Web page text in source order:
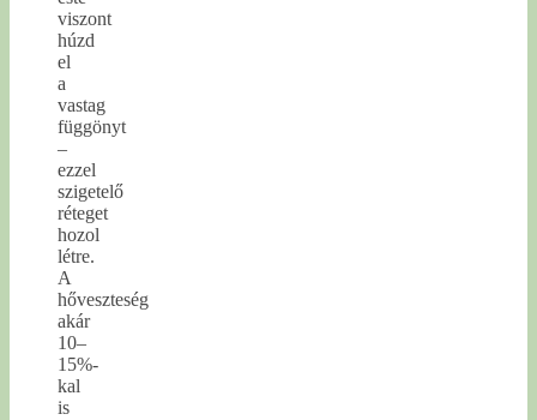
viszont
húzd
el
a
vastag
függönyt
–
ezzel
szigetelő
réteget
hozol
létre.
A
hőveszteség
akár
10–
15%-
kal
is